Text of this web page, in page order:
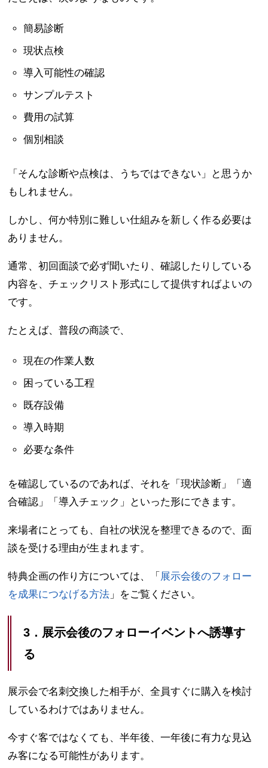
簡易診断
現状点検
導入可能性の確認
サンプルテスト
費用の試算
個別相談
「そんな診断や点検は、うちではできない」と思うか
もしれません。
しかし、何か特別に難しい仕組みを新しく作る必要は
ありません。
通常、初回面談で必ず聞いたり、確認したりしている
内容を、チェックリスト形式にして提供すればよいの
です。
たとえば、普段の商談で、
現在の作業人数
困っている工程
既存設備
導入時期
必要な条件
を確認しているのであれば、それを「現状診断」「適
合確認」「導入チェック」といった形にできます。
来場者にとっても、自社の状況を整理できるので、面
談を受ける理由が生まれます。
特典企画の作り方については、「 展示会後のフォロー
を成果につなげる方法 」をご覧ください。
3．展示会後のフォローイベントへ誘導す
る
展示会で名刺交換した相手が、全員すぐに購入を検討
しているわけではありません。
今すぐ客ではなくても、半年後、一年後に有力な見込
み客になる可能性があります。